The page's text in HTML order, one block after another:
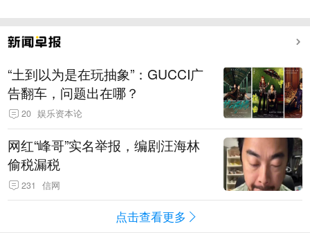
“土到以为是在玩抽象”：GUCCI广
告翻车，问题出在哪？
20 娱乐资本论
网红“峰哥”实名举报，编剧汪海林
偷税漏税
231 信网
点击查看更多